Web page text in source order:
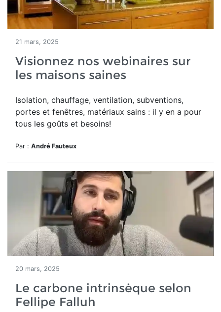
21 mars, 2025
Visionnez nos webinaires sur
les maisons saines
Isolation, chauffage, ventilation, subventions,
portes et fenêtres, matériaux sains : il y en a pour
tous les goûts et besoins!
Par : André Fauteux
20 mars, 2025
Le carbone intrinsèque selon
Fellipe Falluh